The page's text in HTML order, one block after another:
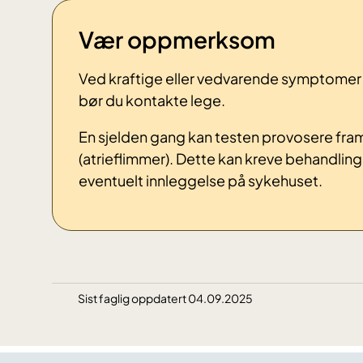
Vær oppmerksom
Ved kraftige eller vedvarende
bør du kontakte lege.
En sjelden gang kan testen provosere
(atrieflimmer). Dette kan kreve
eventuelt innleggelse på sykehuset.
Sist faglig oppdatert 04.09.2025